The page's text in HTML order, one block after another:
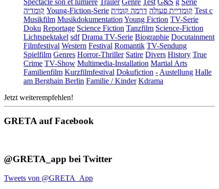
קומדיה Young-Fiction-Serie קומדיית פעולה דרמה קומית
Test c
Musikfilm Musikdokumentation Young Fiction TV-Serie
Doku Reportage Science Fiction Tanzfilm Science-Fiction
Lichtspektakel sdf Drama TV-Serie Biographie Docutainment
Filmfestival Western Festival Romantik TV-Sendung
Spielfilm Genres Horror-Thriller Satire Divers History True
Crime TV-Show Multimedia-Installation Martial Arts
Familienfilm Kurzfilmfestival Dokufiction - Austellung Halle
am Berghain Berlin Familie / Kinder Kdrama
Jetzt weiterempfehlen!
GRETA auf Facebook
@GRETA_app bei Twitter
Tweets von @GRETA_App